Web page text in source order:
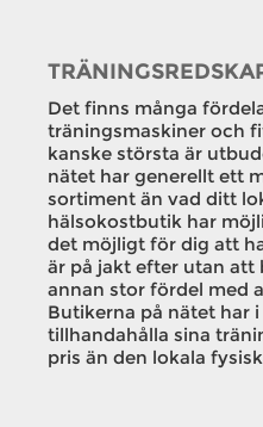
Det finns många
träningsmaskiner och
kanske största är
nätet har generellt ett
sortiment än vad ditt
hälsokostbutik har
det möjligt för dig att
är på jakt efter utan att
annan stor fördel med
Butikerna på nätet har
tillhandahålla sina
pris än den lokala